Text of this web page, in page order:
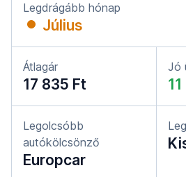
Legdrágább hónap
Július
Átlagár
17 835 Ft
Jó
Legolcsóbb
autókölcsönző
Europcar